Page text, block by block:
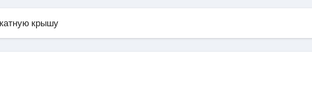
Дома: Экологичность и Практичность
крышу